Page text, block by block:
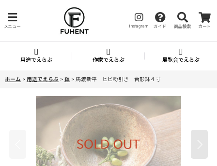
メニュー instagram ガイド 商品検索 カート
用途でえらぶ 作家でえらぶ 展覧会でえらぶ
ホーム > 用途でえらぶ > 鉢 > 馬渡新平 ヒビ粉引き 台形鉢４寸